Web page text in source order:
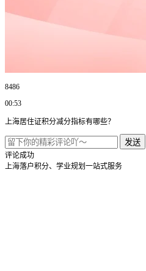
8486
00:53
上海居住证积分减分指标有哪些？
发送
评论成功
上海落户积分、学业规划一站式服务